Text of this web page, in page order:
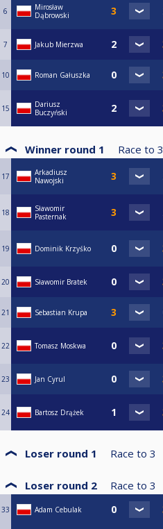
6
Mirosław
Dąbrowski
7 Jakub Mierzwa
10 Roman Gałuszka
15
Dariusz
Buczyński
Winner round 1 Race to 3
17
Arkadiusz
Nawojski
18
Sławomir
Pasternak
19 Dominik Krzyśko
20 Sławomir Bratek
21 Sebastian Krupa
22 Tomasz Moskwa
23 Jan Cyrul
24 Bartosz Drążek
Loser round 1 Race to 3
Loser round 2 Race to 3
33 Adam Cebulak